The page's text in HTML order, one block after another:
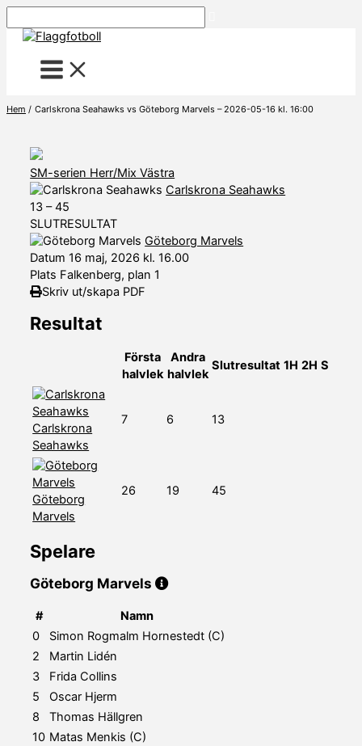
till
Hem Carlskrona Seahawks vs Göteborg Marvels – 2026-05-16 kl. 16:00
SM-serien Herr/Mix Västra
Carlskrona Seahawks
13 – 45
SLUTRESULTAT
Göteborg Marvels
Datum 16 maj, 2026 kl. 16.00
Plats Falkenberg, plan 1
Skriv ut/skapa PDF
Resultat
Första
halvlek
Andra
halvlek
Slutresultat 1H 2H S
Carlskrona
Seahawks
7 6 13
Göteborg
Marvels
26 19 45
Spelare
Göteborg Marvels
#
Namn
0
Simon Rogmalm Hornestedt (C)
2
Martin Lidén
3
Frida Collins
5
Oscar Hjerm
8
Thomas Hällgren
10 Matas Menkis (C)